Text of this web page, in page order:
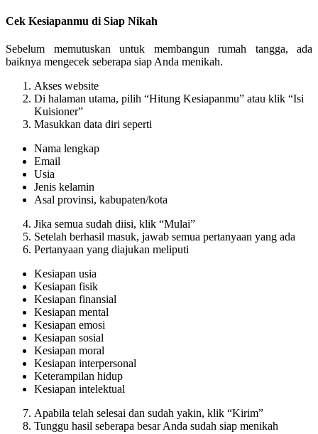
Cek Kesiapanmu di Siap Nikah
Sebelum memutuskan untuk membangun rumah tangga, ada
baiknya mengecek seberapa siap Anda menikah.
Akses website
Di halaman utama, pilih “Hitung Kesiapanmu” atau klik “Isi
Kuisioner”
Masukkan data diri seperti
Nama lengkap
Email
Usia
Jenis kelamin
Asal provinsi, kabupaten/kota
Jika semua sudah diisi, klik “Mulai”
Setelah berhasil masuk, jawab semua pertanyaan yang ada
Pertanyaan yang diajukan meliputi
Kesiapan usia
Kesiapan fisik
Kesiapan finansial
Kesiapan mental
Kesiapan emosi
Kesiapan sosial
Kesiapan moral
Kesiapan interpersonal
Keterampilan hidup
Kesiapan intelektual
Apabila telah selesai dan sudah yakin, klik “Kirim”
Tunggu hasil seberapa besar Anda sudah siap menikah